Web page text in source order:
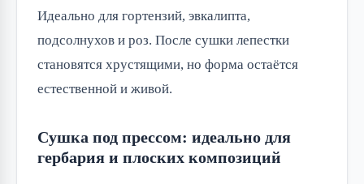
Идеально для гортензий, эвкалипта,
подсолнухов и роз. После сушки лепестки
становятся хрустящими, но форма остаётся
естественной и живой.
Сушка под прессом: идеально для
гербария и плоских композиций